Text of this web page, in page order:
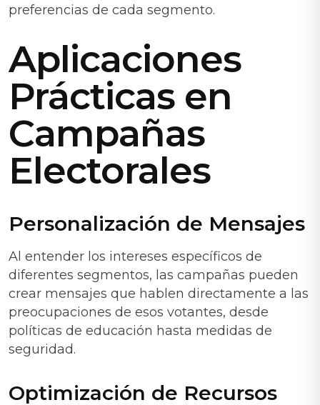
preferencias de cada segmento.
Aplicaciones
Prácticas en
Campañas
Electorales
Personalización de Mensajes
Al entender los intereses específicos de
diferentes segmentos, las campañas pueden
crear mensajes que hablen directamente a las
preocupaciones de esos votantes, desde
políticas de educación hasta medidas de
seguridad.
Optimización de Recursos